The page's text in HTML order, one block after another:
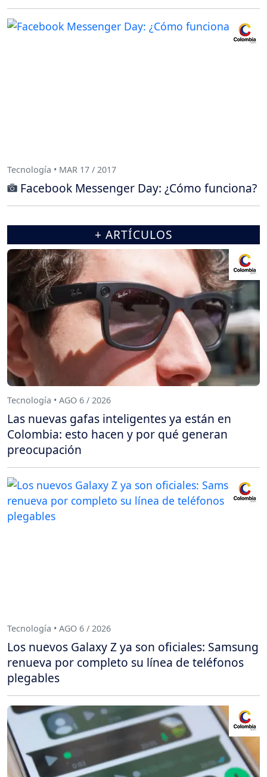
Tecnología • MAR 17 / 2017
Facebook Messenger Day: ¿Cómo funciona?
+ ARTÍCULOS
Tecnología • AGO 6 / 2026
Las nuevas gafas inteligentes ya están en
Colombia: esto hacen y por qué generan
preocupación
Tecnología • AGO 6 / 2026
Los nuevos Galaxy Z ya son oficiales: Samsung
renueva por completo su línea de teléfonos
plegables